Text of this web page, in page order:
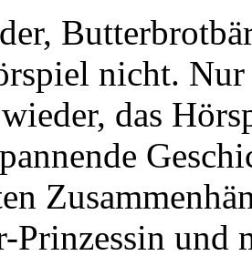
nicht.
das
Prinzessin und